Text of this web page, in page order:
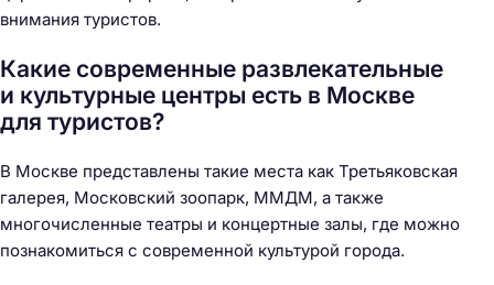
внимания туристов.
Какие современные развлекательные
и культурные центры есть в Москве
для туристов?
В Москве представлены такие места как Третьяковская
галерея, Московский зоопарк, ММДМ, а также
многочисленные театры и концертные залы, где можно
познакомиться с современной культурой города.